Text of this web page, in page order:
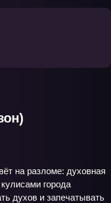
на разломе: духовная
города
духов и запечатывать